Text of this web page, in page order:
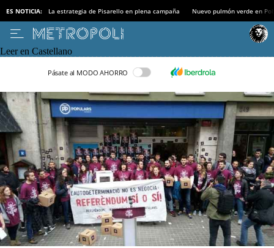
ES NOTICIA: La estrategia de Pisarello en plena campaña Nuevo pulmón verde en
Leer en Castellano
Pásate al MODO AHORRO